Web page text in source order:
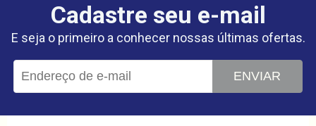
Cadastre seu e-mail
E seja o primeiro a conhecer nossas últimas ofertas.
ENVIAR